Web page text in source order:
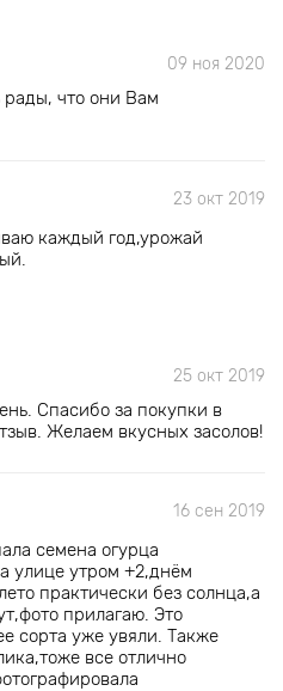
09 ноя 2020
что они Вам
23 окт 2019
каждый год,урожай
25 окт 2019
Спасибо за покупки в
Желаем вкусных засолов!
16 сен 2019
семена огурца
улице утром +2,днём
практически без солнца,а
прилагаю. Это
сорта уже увяли. Также
все отлично